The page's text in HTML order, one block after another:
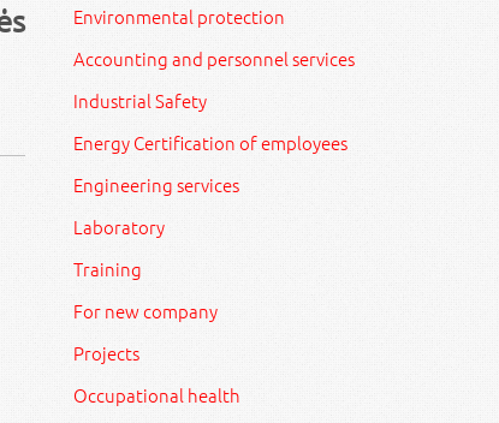
Environmental protection
Accounting and personnel services
Industrial Safety
Energy Certification of employees
Engineering services
Laboratory
Training
For new company
Projects
Occupational health